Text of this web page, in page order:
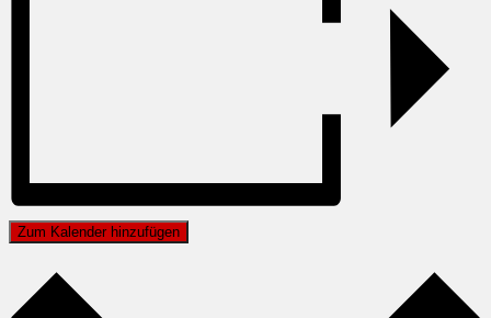
Zum Kalender hinzufügen